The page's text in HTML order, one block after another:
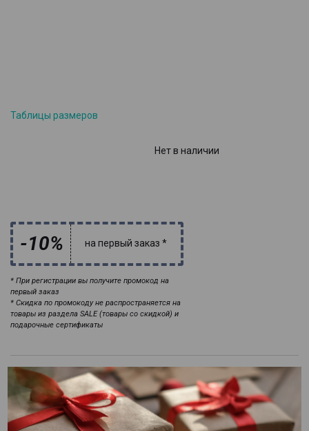
Таблицы размеров
Нет в наличии
-10% на первый заказ *
* При регистрации вы получите промокод на
первый заказ
* Скидка по промокоду не распространяется на
товары из раздела SALE (товары со скидкой) и
подарочные сертификаты
ПОХОЖИЕ КАТЕГОРИИ